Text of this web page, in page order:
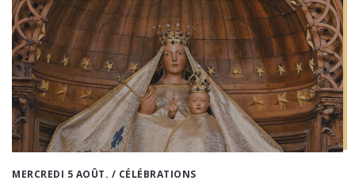
MERCREDI 5 AOÛT. / CÉLÉBRATIONS